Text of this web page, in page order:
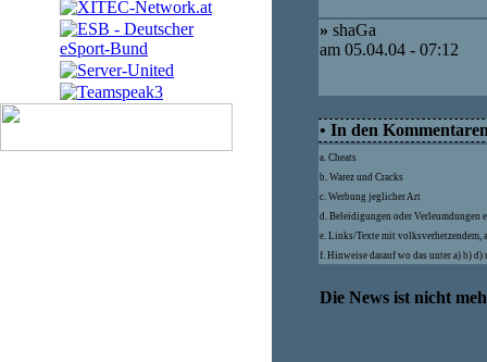
» shaGa
am 05.04.04 - 07:12
• In den
a. Cheats
b. Warez und Cracks
c. Werbung jeglicher Art
d. Beleidigungen oder Verleumdungen
e. Links/Texte mit volksverhetzendem,
f. Hinweise darauf wo das unter a) b)
Die News ist nicht